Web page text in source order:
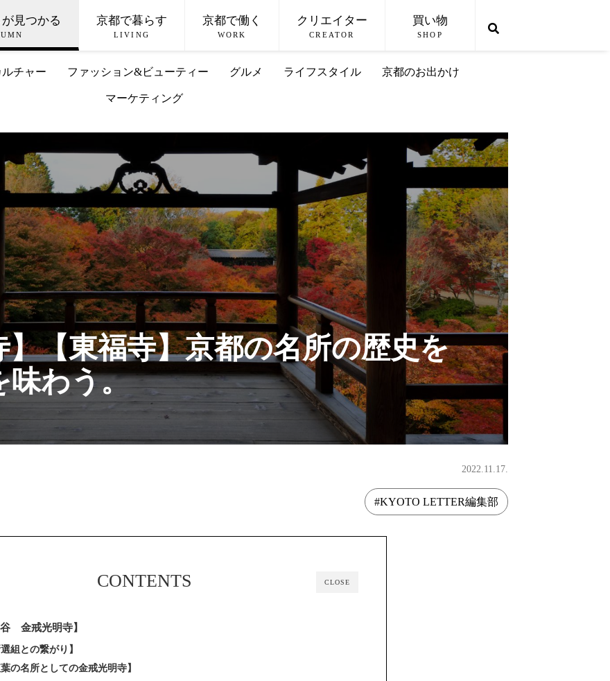
見つかる 京都で暮らす
LIVING
京都で働く
WORK
クリエイター
CREATOR
買い物
SHOP
チャー ファッション&ビューティー グルメ ライフスタイル 京都のお出かけ
マーケティング
】【東福寺】京都の名所の歴史を
味わう。
2022.11.17.
#KYOTO LETTER編集部
CLOSE
CONTENTS
谷 金戒光明寺】
選組との繋がり】
葉の名所としての金戒光明寺】